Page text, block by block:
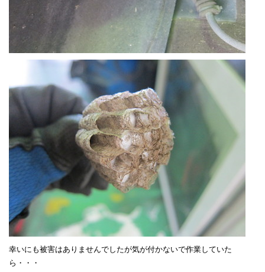
幸いにも被害はありませんでしたが気が付かないで作業していた
ら・・・